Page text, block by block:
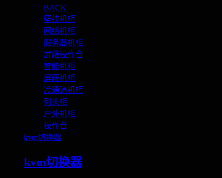
BACK
壁挂机柜
网络机柜
服务器机柜
屏蔽操作台
智能机柜
屏蔽机柜
冷通道机柜
列头柜
户外机柜
操作台
kvm切换器
kvm切换器